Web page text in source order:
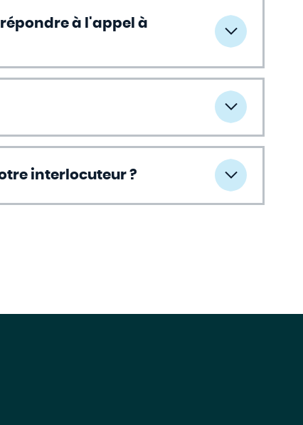
à l'appel à
interlocuteur ?